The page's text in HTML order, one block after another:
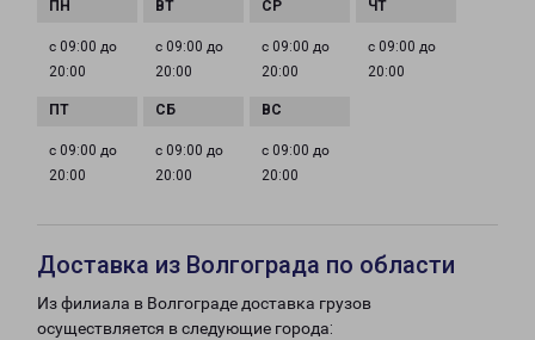
с 09:00 до
20:00
с 09:00 до
20:00
с 09:00 до
20:00
с 09:00 до
20:00
с 09:00 до
20:00
с 09:00 до
20:00
с 09:00 до
20:00
Доставка из Волгограда по области
Из филиала в Волгограде доставка грузов
осуществляется в следующие города: